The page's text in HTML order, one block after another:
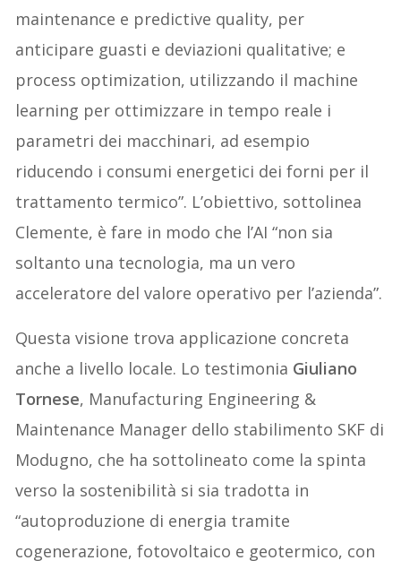
maintenance e predictive quality, per
anticipare guasti e deviazioni qualitative; e
process optimization, utilizzando il machine
learning per ottimizzare in tempo reale i
parametri dei macchinari, ad esempio
riducendo i consumi energetici dei forni per il
trattamento termico”. L’obiettivo, sottolinea
Clemente, è fare in modo che l’AI “non sia
soltanto una tecnologia, ma un vero
acceleratore del valore operativo per l’azienda”.
Questa visione trova applicazione concreta
anche a livello locale. Lo testimonia Giuliano
Tornese, Manufacturing Engineering &
Maintenance Manager dello stabilimento SKF di
Modugno, che ha sottolineato come la spinta
verso la sostenibilità si sia tradotta in
“autoproduzione di energia tramite
cogenerazione, fotovoltaico e geotermico, con